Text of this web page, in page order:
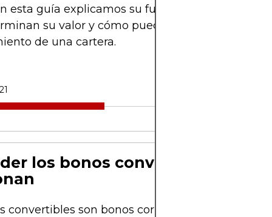
esta guía explicamos su funcionamiento, los
su valor y cómo pueden mejorar
de una cartera.
los bonos convertibles y
convertibles son bonos corporativos que